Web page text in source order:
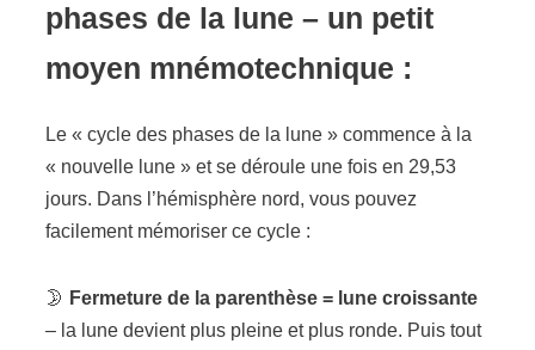
phases de la lune – un petit
moyen mnémotechnique :
Le « cycle des phases de la lune » commence à la
« nouvelle lune » et se déroule une fois en 29,53
jours. Dans l’hémisphère nord, vous pouvez
facilement mémoriser ce cycle :
🌛 Fermeture de la parenthèse = lune croissante
– la lune devient plus pleine et plus ronde. Puis tout